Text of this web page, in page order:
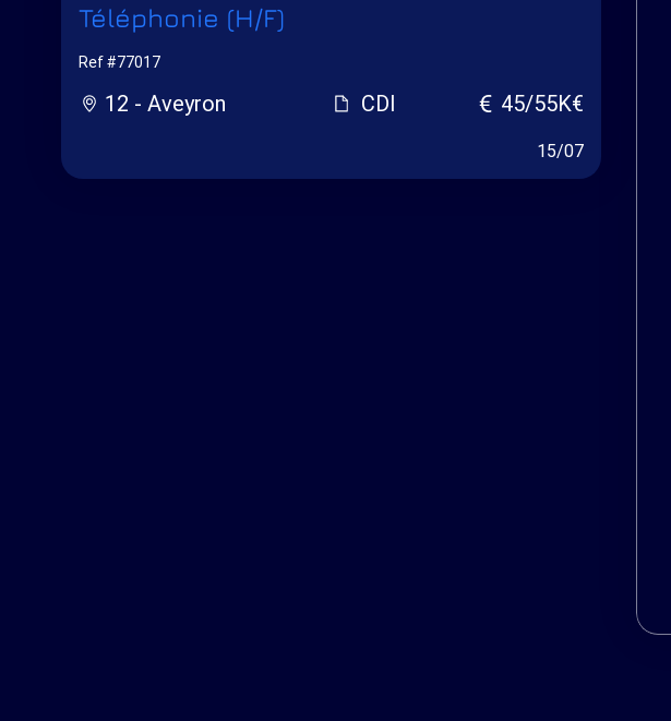
Téléphonie (H/F)
Ref #77017
12 - Aveyron CDI 45/55K€
15/07